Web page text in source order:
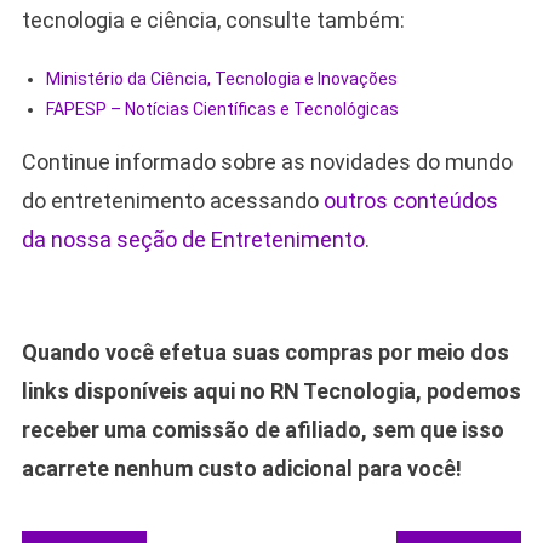
tecnologia e ciência, consulte também:
Ministério da Ciência, Tecnologia e Inovações
FAPESP – Notícias Científicas e Tecnológicas
Continue informado sobre as novidades do mundo
do entretenimento acessando outros conteúdos
da nossa seção de Entretenimento.
Quando você efetua suas compras por meio dos
links disponíveis aqui no RN Tecnologia, podemos
receber uma comissão de afiliado, sem que isso
acarrete nenhum custo adicional para você!